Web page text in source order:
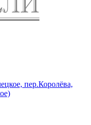
пер.Королёва,